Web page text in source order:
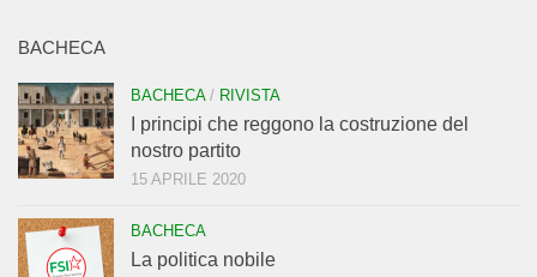
BACHECA
BACHECA/ RIVISTA
I principi che reggono la costruzione del
nostro partito
15 APRILE 2020
BACHECA
La politica nobile